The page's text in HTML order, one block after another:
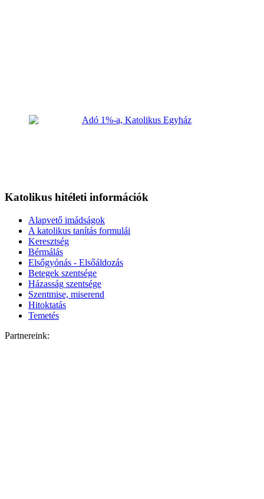
Katolikus hitéleti információk
Alapvető imádságok
A katolikus tanítás formulái
Keresztség
Bérmálás
Elsőgyónás - Elsőáldozás
Betegek szentsége
Házasság szentsége
Szentmise, miserend
Hitoktatás
Temetés
Partnereink: